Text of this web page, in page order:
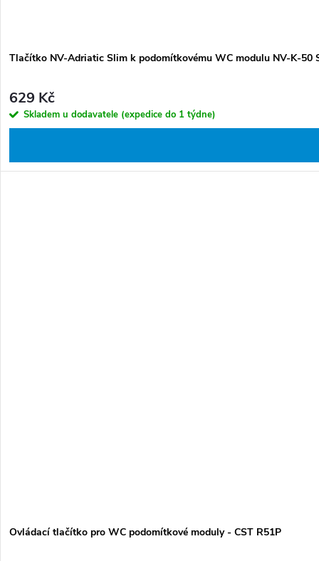
Tlačítko NV-Adriatic Slim k podomítkovému WC modulu NV-K-50
629 Kč
Skladem u dodavatele (expedice do 1 týdne)
Ovládací tlačítko pro WC podomítkové moduly - CST R51P